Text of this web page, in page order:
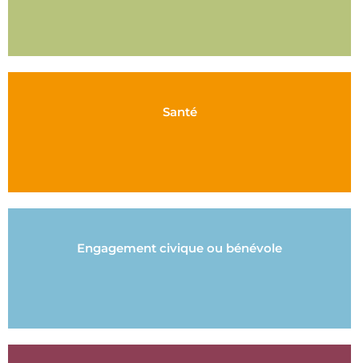
Santé
Engagement civique ou bénévole